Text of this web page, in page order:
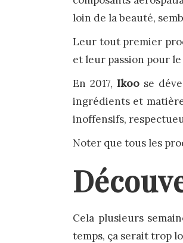
loin de la beauté,
Leur tout premier
et leur passion pour
En 2017,Ikoo se
ingrédients et
inoffensifs,
Noter que tous les
Cela plusieurs
temps, ça serait trop